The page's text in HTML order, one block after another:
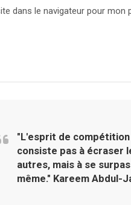
dans le navigateur pour mon
"L'esprit de compétition
consiste pas à écraser
autres, mais à se
même." Kareem Abdul-